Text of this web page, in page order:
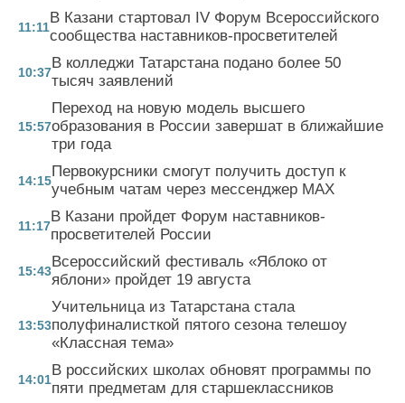
11:11
В Казани стартовал IV Форум Всероссийского
сообщества наставников-просветителей
10:37
В колледжи Татарстана подано более 50
тысяч заявлений
15:57
Переход на новую модель высшего
образования в России завершат в ближайшие
три года
14:15
Первокурсники смогут получить доступ к
учебным чатам через мессенджер MAX
11:17
В Казани пройдет Форум наставников-
просветителей России
15:43
Всероссийский фестиваль «Яблоко от
яблони» пройдет 19 августа
13:53
Учительница из Татарстана стала
полуфиналисткой пятого сезона телешоу
«Классная тема»
14:01
В российских школах обновят программы по
пяти предметам для старшеклассников